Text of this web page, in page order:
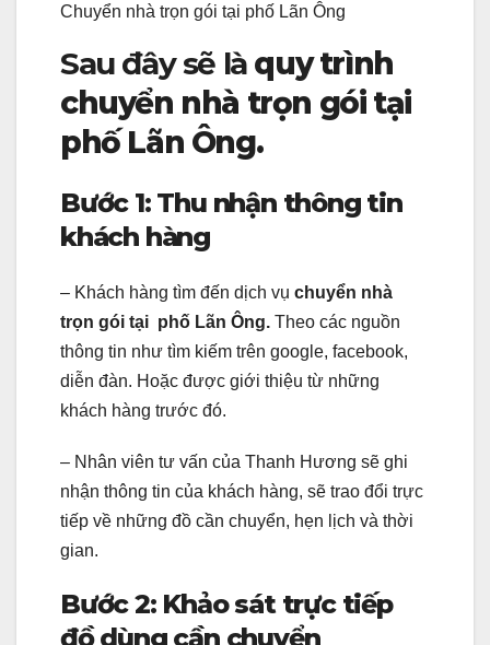
Chuyển nhà trọn gói tại phố Lãn Ông
Sau đây sẽ là quy trình
chuyển nhà trọn gói tại
phố Lãn Ông.
Bước 1: Thu nhận thông tin
khách hàng
– Khách hàng tìm đến dịch vụ chuyển nhà
trọn gói tại phố Lãn Ông. Theo các nguồn
thông tin như tìm kiếm trên google, facebook,
diễn đàn. Hoặc được giới thiệu từ những
khách hàng trước đó.
– Nhân viên tư vấn của Thanh Hương sẽ ghi
nhận thông tin của khách hàng, sẽ trao đổi trực
tiếp về những đồ cần chuyển, hẹn lịch và thời
gian.
Bước 2: Khảo sát trực tiếp
đồ dùng cần chuyển